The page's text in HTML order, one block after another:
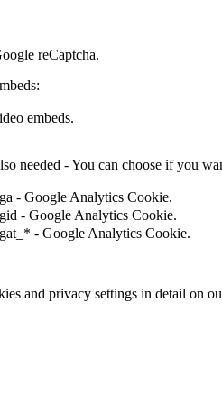
reCaptcha.
embeds.
needed - You can choose if you
- Google Analytics Cookie.
- Google Analytics Cookie.
- Google Analytics Cookie.
and privacy settings in detail on